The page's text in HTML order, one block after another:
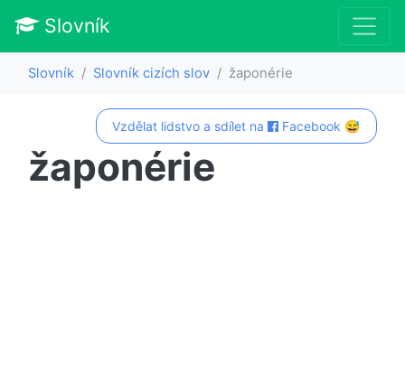
Slovník
Slovník Slovník cizích slov žaponérie
Vzdělat lidstvo a sdílet na Facebook 😅
žaponérie